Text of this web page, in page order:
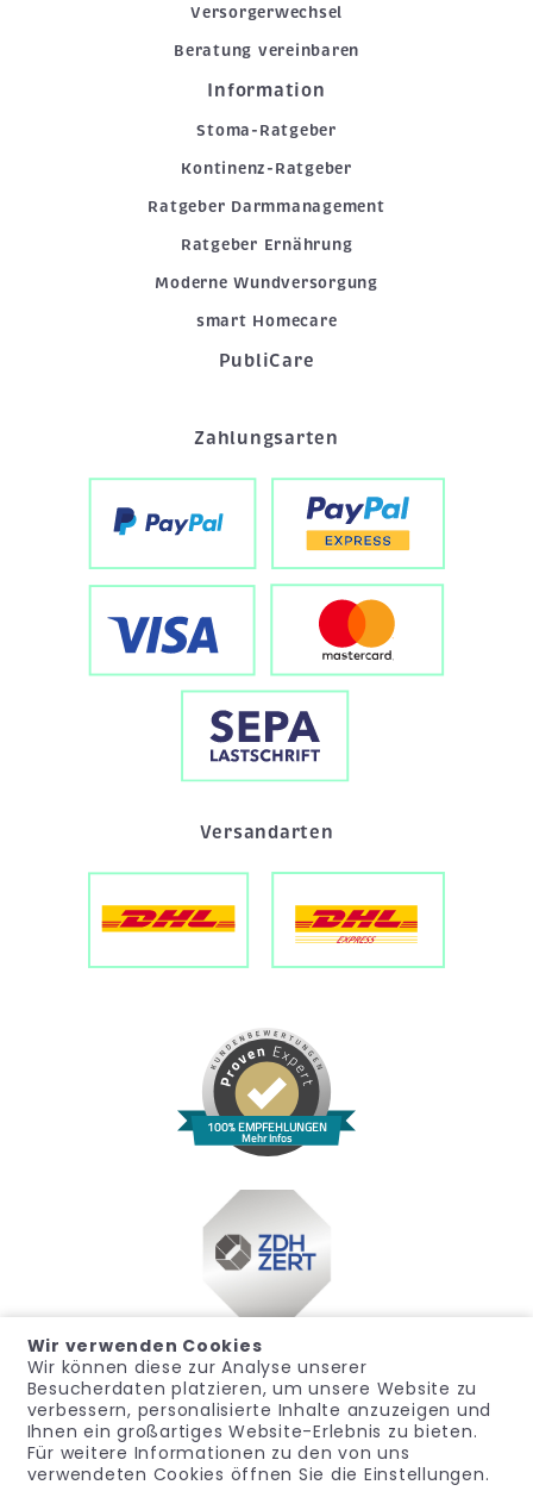
Versorgerwechsel
Beratung vereinbaren
Information
Stoma-Ratgeber
Kontinenz-Ratgeber
Ratgeber Darmmanagement
Ratgeber Ernährung
Moderne Wundversorgung
smart Homecare
PubliCare
Zahlungsarten
Versandarten
100% EMPFEHLUNGEN
Mehr Infos
Impressum Datenschutz
Widerrufsrecht
Wir verwenden Cookies
Wir können diese zur Analyse unserer
Besucherdaten platzieren, um unsere Website zu
verbessern, personalisierte Inhalte anzuzeigen und
Ihnen ein großartiges Website-Erlebnis zu bieten.
Für weitere Informationen zu den von uns
verwendeten Cookies öffnen Sie die Einstellungen.